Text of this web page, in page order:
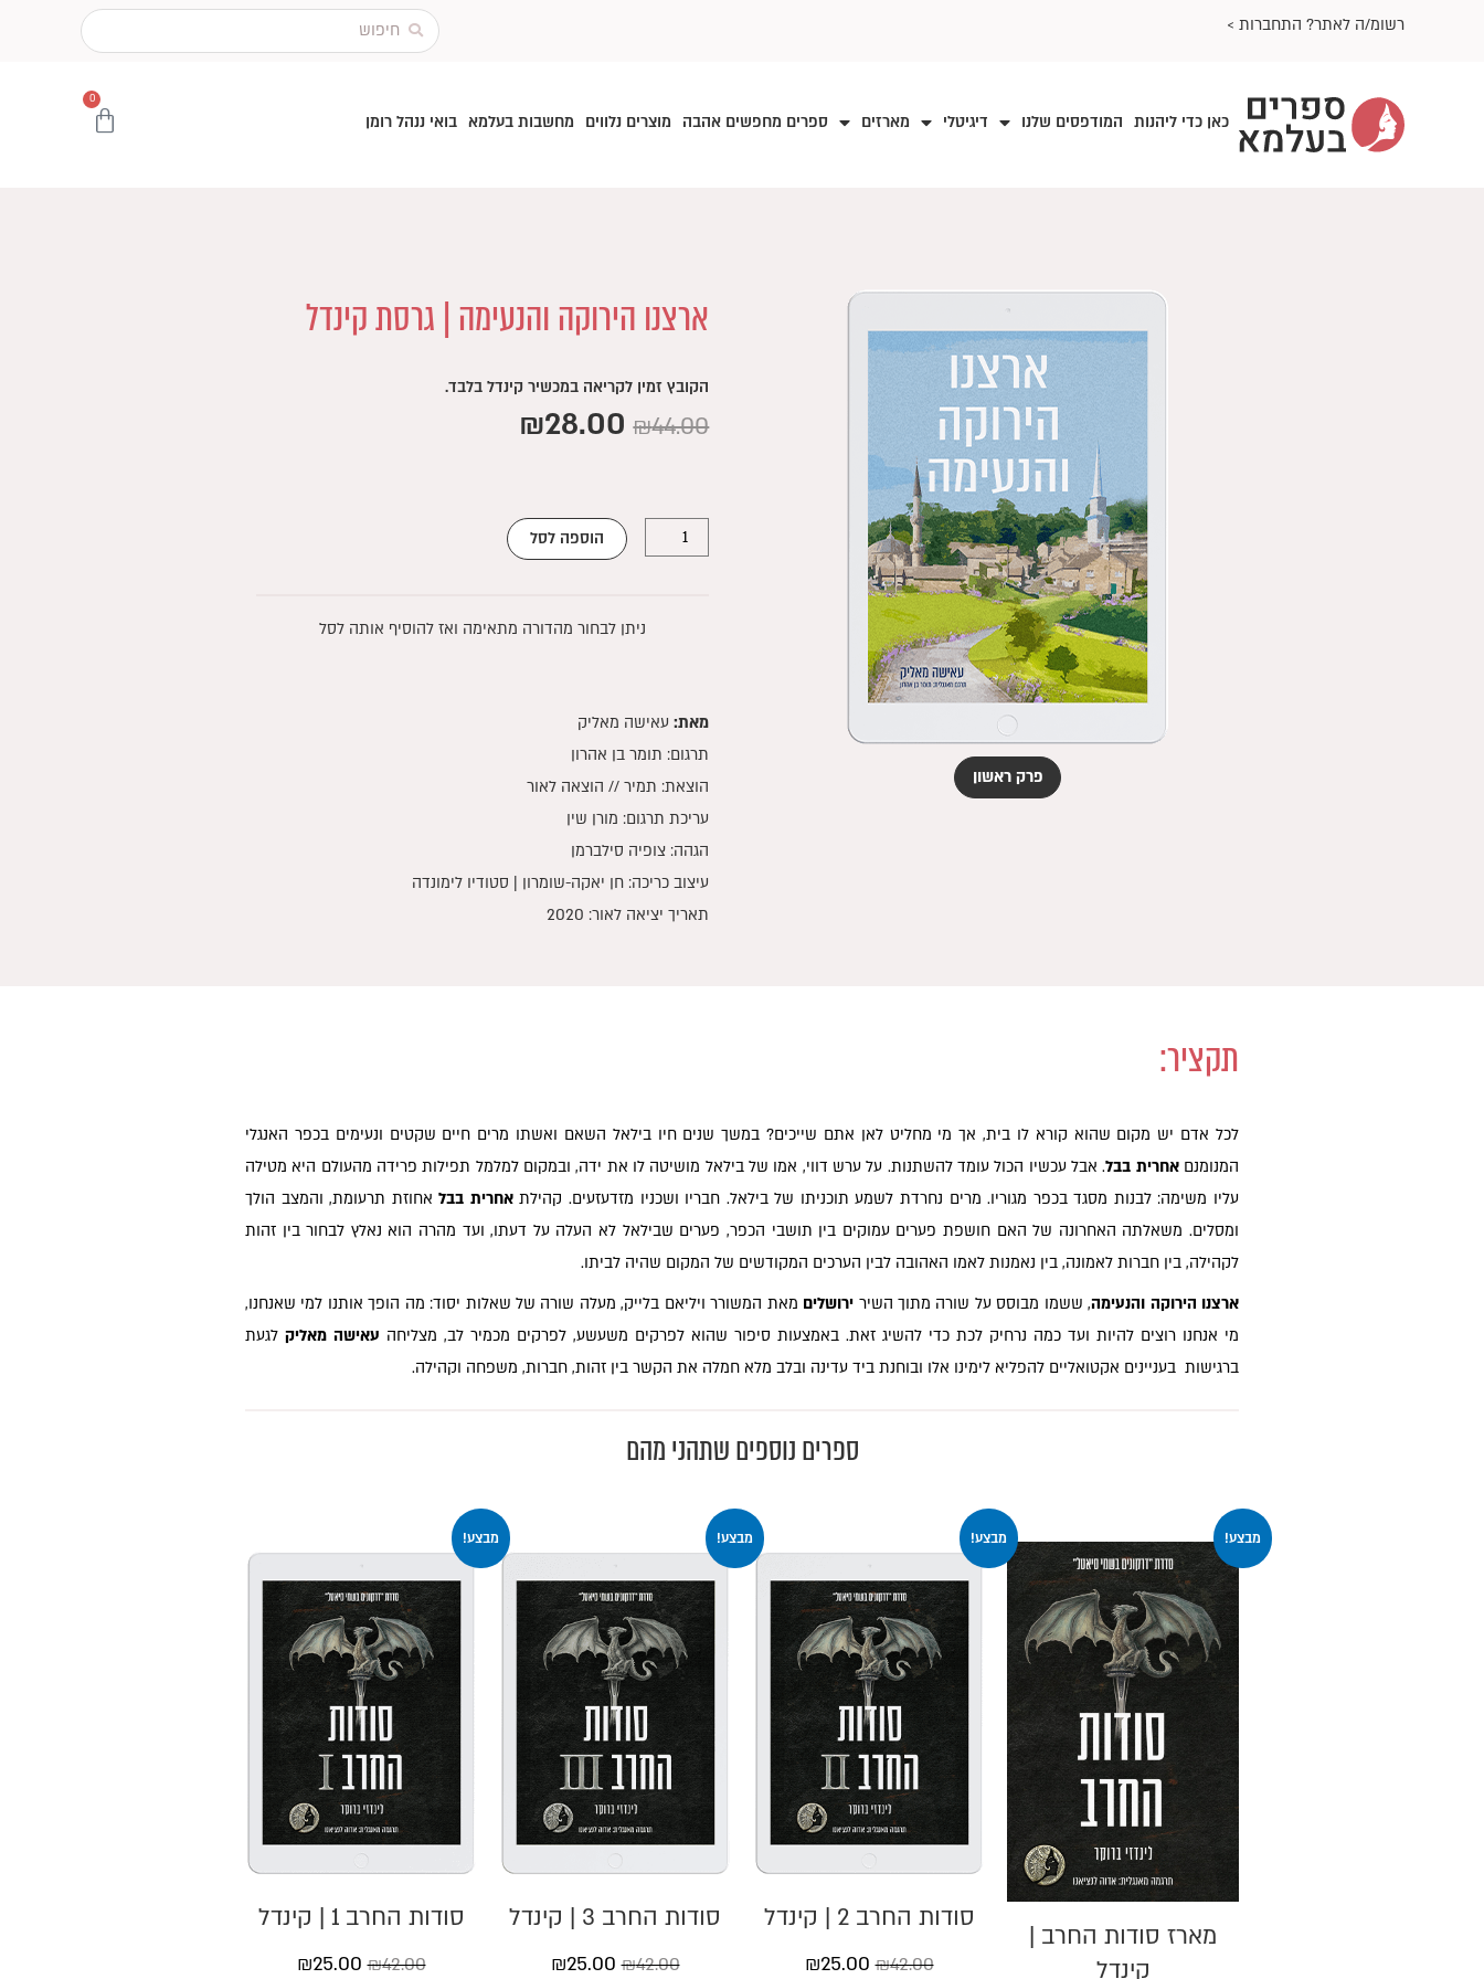
רשומ/ה לאתר? התחברות >
Search
0
עגלת
כאן כדי ליהנות המודפסים שלנו דיגיטלי מארזים ספרים מחפשים אהבה מוצרים נלווים מחשבות בעלמא בואי ננהל רומן
פרק ראשון
ארצנו הירוקה והנעימה | גרסת קינדל
הקובץ זמין לקריאה במכשיר קינדל בלבד.
₪44.00
המחיר
היה:
₪28.00
הוא:
של
ארצנו
הוספה לסל
ניתן לבחור מהדורה מתאימה ואז להוסיף אותה לסל
מאת: עאישה מאליק
תרגום: תומר בן אהרון
הוצאת: תמיר // הוצאה לאור
עריכת תרגום: מורן שין
הגהה: צופיה סילברמן
עיצוב כריכה: חן יאקה-שומרון | סטודיו לימונדה
תאריך יציאה לאור: 2020
תקציר:
לכל אדם יש מקום שהוא קורא לו בית, אך מי מחליט לאן אתם שייכים? במשך שנים חיו בילאל השאם ואשתו מרים חיים שקטים ונעימים בכפר האנגלי
המנומנםאחרית בבל. אבל עכשיו הכול עומד להשתנות. על ערש דווי, אמו של בילאל מושיטה לו את ידה, ובמקום למלמל תפילות פרידה מהעולם היא מטילה
עליו משימה: לבנות מסגד בכפר מגוריו. מרים נחרדת לשמע תוכניתו של בילאל. חבריו ושכניו מזדעזעים. קהילתאחרית בבלאחוזת תרעומת, והמצב הולך
ומסלים. משאלתה האחרונה של האם חושפת פערים עמוקים בין תושבי הכפר, פערים שבילאל לא העלה על דעתו, ועד מהרה הוא נאלץ לבחור בין זהות
לקהילה, בין חברות לאמונה, בין נאמנות לאמו האהובה לבין הערכים המקודשים של המקום שהיה לביתו.
ארצנו הירוקה והנעימה, ששמו מבוסס על שורה מתוך השיר ירושלים מאת המשורר ויליאם בלייק, מעלה שורה של שאלות יסוד: מה הופך אותנו למי שאנחנו,
מי אנחנו רוצים להיות ועד כמה נרחיק לכת כדי להשיג זאת. באמצעות סיפור שהוא לפרקים משעשע, לפרקים מכמיר לב, מצליחה עאישה מאליק לגעת
ברגישות בעניינים אקטואליים להפליא לימינו אלו ובוחנת ביד עדינה ובלב מלא חמלה את הקשר בין זהות, חברות, משפחה וקהילה.
ספרים נוספים שתהני מהם
מבצע!
מארז סודות החרב |
קינדל
מבצע!
סודות החרב 2 | קינדל
₪42.00
₪25.00
מבצע!
סודות החרב 3 | קינדל
₪42.00
₪25.00
מבצע!
סודות החרב 1 | קינדל
₪42.00
₪25.00